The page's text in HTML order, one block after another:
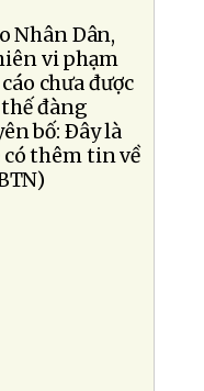
Nhân Dân,
vi phạm
chưa được
đàng
bố: Ðây là
thêm tin về